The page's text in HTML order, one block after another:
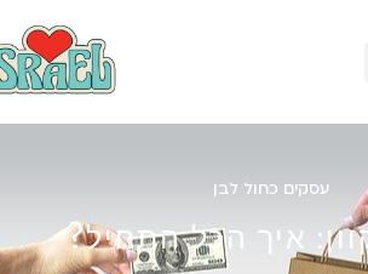
עסקים כחול לבן
איך הכל התחיל?